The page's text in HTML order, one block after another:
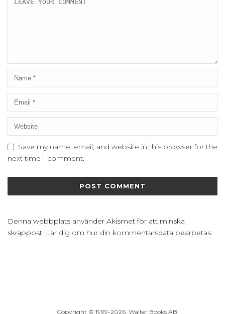
Save my name, email, and website in this browser for the
next time I comment.
Denna webbplats använder Akismet för att minska
skräppost. Lär dig om hur din kommentarsdata bearbetas.
Copyright © 1999-2026, Walter Books AB.